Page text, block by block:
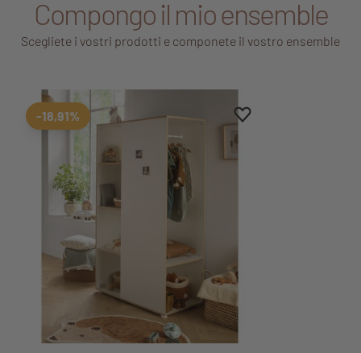
Compongo il mio ensemble
Scegliete i vostri prodotti e componete il vostro ensemble
Aggiungi ai preferiti
Rimuovi dai preferiti
-18,91%